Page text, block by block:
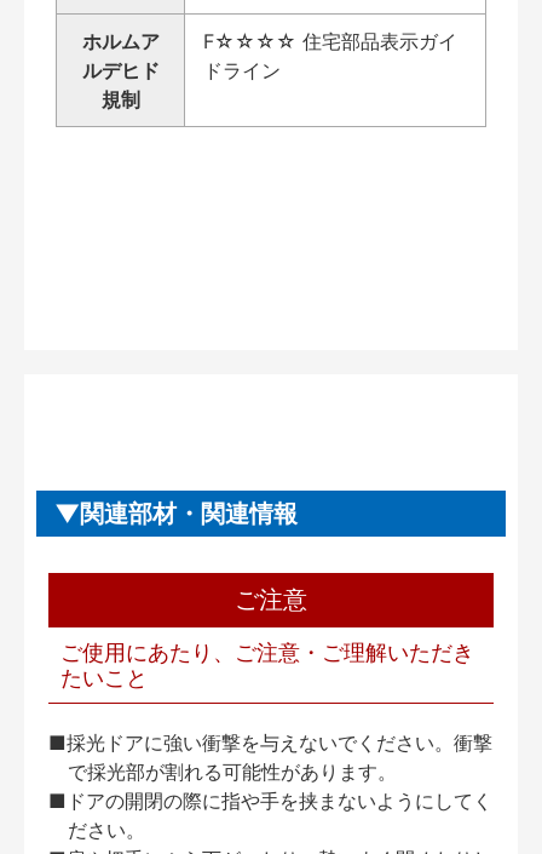
ホルムア
ルデヒド
規制
F☆☆☆☆ 住宅部品表示ガイ
ドライン
関連部材・関連情報
ご注意
ご使用にあたり、ご注意・ご理解いただき
たいこと
■採光ドアに強い衝撃を与えないでください。衝撃
で採光部が割れる可能性があります。
■ドアの開閉の際に指や手を挟まないようにしてく
ださい。